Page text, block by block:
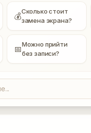
💰Сколько стоит
замена экрана?
📅Можно прийти
без записи?